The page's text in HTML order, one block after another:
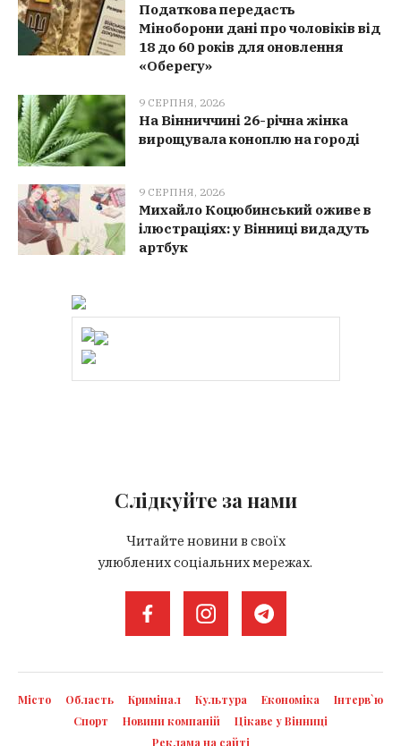
Податкова передасть
Міноборони дані про чоловіків від
18 до 60 років для оновлення
«Оберегу»
9 СЕРПНЯ, 2026
На Вінниччині 26-річна жінка
вирощувала коноплю на городі
9 СЕРПНЯ, 2026
Михайло Коцюбинський оживе в
ілюстраціях: у Вінниці видадуть
артбук
Слідкуйте за нами
Читайте новини в своїх
улюблених соціальних мережах.
Місто Область Кримінал Культура Економіка
Інтерв`ю
Спорт
Новини компаній
Цікаве у Вінниці
Реклама на сайті